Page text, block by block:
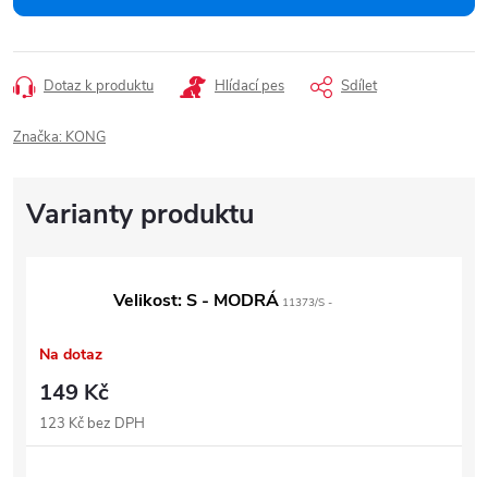
Dotaz k produktu Hlídací pes Sdílet
Značka: KONG
Velikost: S - MODRÁ 11373/S -
Na dotaz
149 Kč
123 Kč bez DPH